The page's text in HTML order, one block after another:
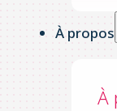
À propos
À